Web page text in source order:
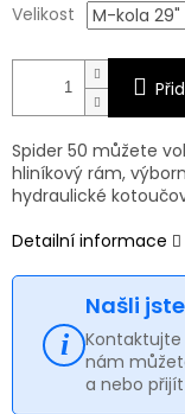
Velikost
Spider 50 můžete
hliníkový rám,
hydraulické
Detailní informace
Našli
nám
a nebo přijít